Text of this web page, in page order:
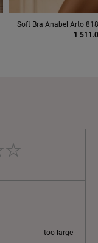
Soft Bra Anabel Arto
1
too large